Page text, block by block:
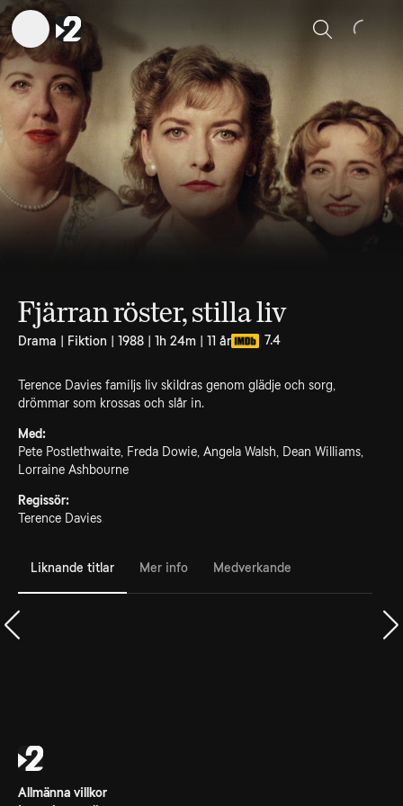
Sök
Fjärran röster, stilla liv
Drama | Fiktion | 1988 | 1h 24m | 11 år 7.4
Terence Davies familjs liv skildras genom glädje och sorg,
drömmar som krossas och slår in.
Med:
Pete Postlethwaite, Freda Dowie, Angela Walsh, Dean Williams,
Lorraine Ashbourne
Regissör:
Terence Davies
Liknande titlar Mer info Medverkande
Allmänna villkor